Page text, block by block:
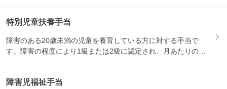
特別児童扶養手当
障害のある20歳未満の児童を養育している方に対する手当で
す。障害の程度により1級または2級に認定され、月あたりの支
障害児福祉手当